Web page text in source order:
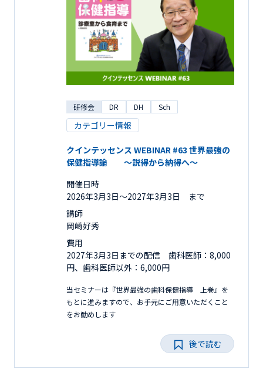
研修会 DR DH Sch
カテゴリー情報
クインテッセンス WEBINAR #63 世界最強の
保健指導論 ～説得から納得へ～
開催日時
2026年3月3日〜2027年3月3日 まで
講師
岡崎好秀
費用
2027年3月3日までの配信 歯科医師：8,000
円、歯科医師以外：6,000円
当セミナーは『世界最強の歯科保健指導 上巻』を
もとに進みますので、お手元にご用意いただくこと
をお勧めします
後で読む